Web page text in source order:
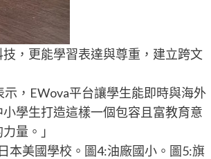
，更能學習表達與尊重，建立跨文
，EWova平台讓學生能即時與海外
學生打造這樣一個包容且富教育意
量。」
本美國學校。圖4:油廠國小。圖5:旗